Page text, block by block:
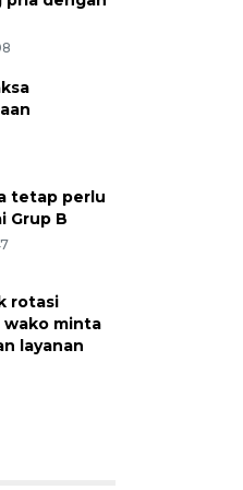
tetap perlu
Grup B
rotasi
wako minta
layanan